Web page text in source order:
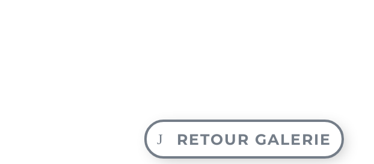
RETOUR GALERIE